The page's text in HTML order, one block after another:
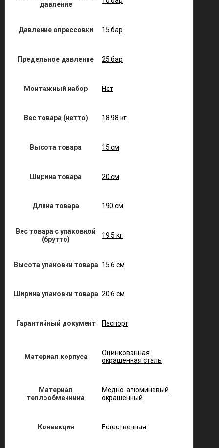
давление
Давление опрессовки 15 бар
Предельное давление 25 бар
Монтажный набор Нет
Вес товара (нетто) 18.98 кг
Высота товара 15 см
Ширина товара 20 см
Длина товара 190 см
Вес товара с упаковкой
(брутто)
19.5 кг
Высота упаковки товара 15.6 см
Ширина упаковки товара 20.6 см
Гарантийный документ Паспорт
Материал корпуса
Оцинкованная
окрашенная сталь
Материал
теплообменника
Медно-алюминевый
окрашенный
Конвекция Естественная